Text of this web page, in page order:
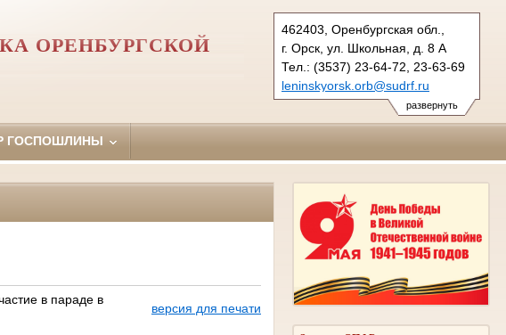
развернуть
462403, Оренбургская обл.,
г. Орск, ул. Школьная, д. 8 А
Тел.: (3537) 23-64-72, 23-63-69
leninskyorsk.orb@sudrf.ru
ОРЕНБУРГСКОЙ
ГОСПОШЛИНЫ
в параде в
версия для печати